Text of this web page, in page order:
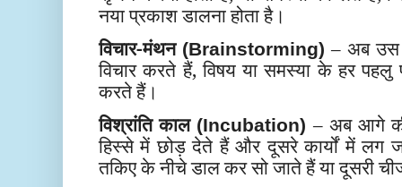
नया प्रकाश डालना होता है।
विचार-मंथन (Brainstorming) – अब उस
विचार करते हैं, विषय या समस्या के हर
करते हैं।
विश्रांति काल (Incubation) – अब आगे
हिस्से में छोड़ देते हैं और दूसरे कार्यों में लग
तकिए के नीचे डाल कर सो जाते हैं या दूसरी